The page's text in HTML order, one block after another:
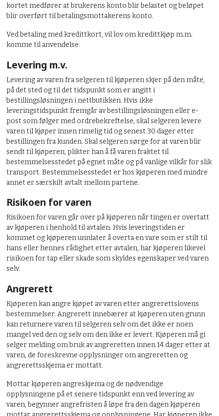
kortet medfører at brukerens konto blir belastet og beløpet
blir overført til betalingsmottakerens konto.
Ved betaling med kredittkort, vil lov om kredittkjøp m.m.
komme til anvendelse.
Levering m.v.
Levering av varen fra selgeren til kjøperen skjer på den måte,
på det sted og til det tidspunkt som er angitt i
bestillingsløsningen i nettbutikken. Hvis ikke
leveringstidspunkt fremgår av bestillingsløsningen eller e-
post som følger med ordrebekreftelse, skal selgeren levere
varen til kjøper innen rimelig tid og senest 30 dager etter
bestillingen fra kunden. Skal selgeren sørge for at varen blir
sendt til kjøperen, plikter han å få varen fraktet til
bestemmelsesstedet på egnet måte og på vanlige vilkår for slik
transport. Bestemmelsesstedet er hos kjøperen med mindre
annet er særskilt avtalt mellom partene.
Risikoen for varen
Risikoen for varen går over på kjøperen når tingen er overtatt
av kjøperen i henhold til avtalen. Hvis leveringstiden er
kommet og kjøperen unnlater å overta en vare som er stilt til
hans eller hennes rådighet etter avtalen, har kjøperen likevel
risikoen for tap eller skade som skyldes egenskaper ved varen
selv.
Angrerett
Kjøperen kan angre kjøpet av varen etter angrerettslovens
bestemmelser. Angrerett innebærer at kjøperen uten grunn
kan returnere varen til selgeren selv om det ikke er noen
mangel ved den og selv om den ikke er levert. Kjøperen må gi
selger melding om bruk av angreretten innen 14 dager etter at
varen, de foreskrevne opplysninger om angreretten og
angrerettsskjema er mottatt.
Mottar kjøperen angreskjema og de nødvendige
opplysningene på et senere tidspunkt enn ved levering av
varen, begynner angrefristen å løpe fra den dagen kjøperen